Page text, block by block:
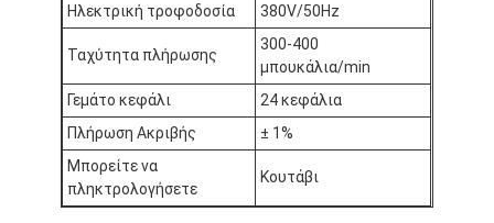
Μηχανή γεμίσματος και ράψιμης
Αυτόματη μηχανή πλήρωσης δοχείων
Αυτοματοποιημένη μηχανή ραπτικής κονσερβοειδών
Αυτόματη κονσερβοποιώντας μηχανή
Ηλεκτρική τροφοδοσία
380V/50Hz
Ταχύτητα πλήρωσης
300-400
μπουκάλια/min
Γεμάτο κεφάλι
24 κεφάλια
Πλήρωση Ακριβής
± 1%
Μπορείτε να
πληκτρολογήσετε
Κουτάβι